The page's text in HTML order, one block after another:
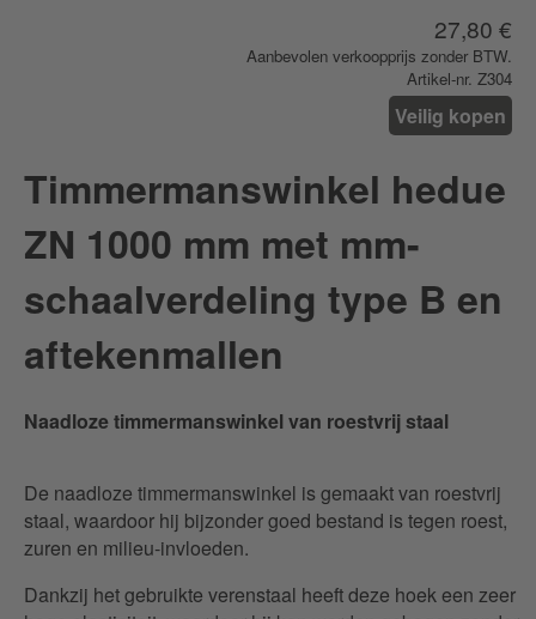
... 700 mm met mm-schaalverdeling type A en aftekenmallen
... 800 mm met mm-schaalverdeling type A en aftekenmallen
... 800 mm met mm-schaalverdeling type A en aftekenmallen (met
... 800 mm met mm-schaalverdeling type B en aftekenmallen
... 1000 mm
... 1000 mm met aftekenmallen
... 1000 mm met mm-schaalverdeling type A en aftekenmallen
... 1000 mm met mm-schaalverdeling type B en aftekenmallen
27,80 €
Aanbevolen verkoopprijs zonder BTW.
Artikel-nr. Z304
Veilig kopen
Timmermanswinkel hedue
ZN 1000 mm met mm-
schaalverdeling type B en
aftekenmallen
Naadloze timmermanswinkel van roestvrij staal
De naadloze timmermanswinkel is gemaakt van roestvrij
staal, waardoor hij bijzonder goed bestand is tegen roest,
zuren en milieu-invloeden.
Dankzij het gebruikte verenstaal heeft deze hoek een zeer